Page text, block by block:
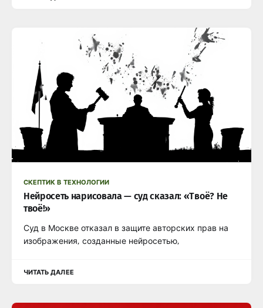
СКЕПТИК В ТЕХНОЛОГИИ
Нейросеть нарисовала — суд сказал: «Твоё? Не
твоё!»
Суд в Москве отказал в защите авторских прав на
изображения, созданные нейросетью,
ЧИТАТЬ ДАЛЕЕ